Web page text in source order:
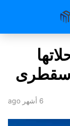
سقطرى
6 أشهر ago